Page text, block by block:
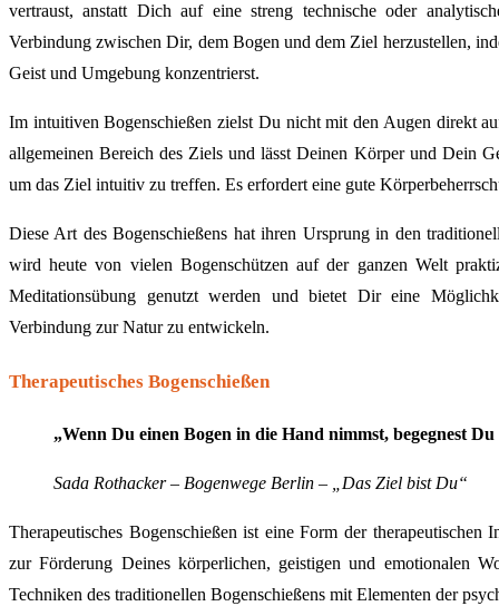
vertraust, anstatt Dich auf eine streng technische oder
Verbindung zwischen Dir, dem Bogen und dem Ziel herzustellen,
Geist und Umgebung konzentrierst.
Im intuitiven Bogenschießen zielst Du nicht mit den Augen direkt
allgemeinen Bereich des Ziels und lässt Deinen Körper und Dein
um das Ziel intuitiv zu treffen. Es erfordert eine gute
Diese Art des Bogenschießens hat ihren Ursprung in den
wird heute von vielen Bogenschützen auf der ganzen Welt
Meditationsübung genutzt werden und bietet Dir eine
Verbindung zur Natur zu entwickeln.
Therapeutisches Bogenschießen
„Wenn Du einen Bogen in die Hand nimmst, begegnest
Sada Rothacker – Bogenwege Berlin – „Das Ziel bist Du“
Therapeutisches Bogenschießen ist eine Form der
zur Förderung Deines körperlichen, geistigen und emotionalen
Techniken des traditionellen Bogenschießens mit Elementen der